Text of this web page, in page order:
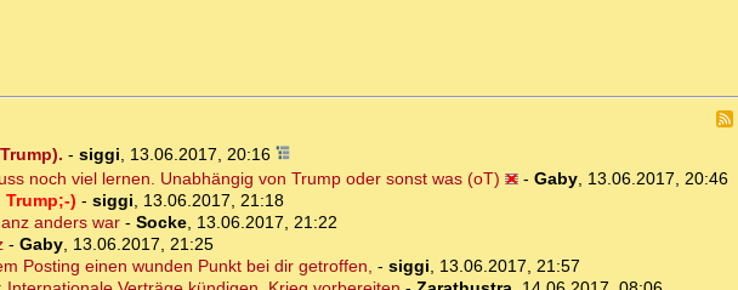
- siggi, 13.06.2017, 20:16
noch viel lernen. Unabhängig von Trump oder sonst was (oT)
- Gaby, 13.06.2017, 20:46
) - siggi, 13.06.2017, 21:18
anders war- Socke, 13.06.2017, 21:22
- Gaby, 13.06.2017, 21:25
Posting einen wunden Punkt bei dir getroffen, - siggi, 13.06.2017, 21:57